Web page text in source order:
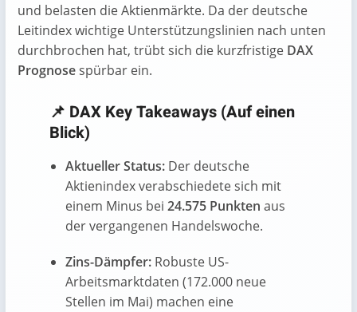
und belasten die Aktienmärkte. Da der deutsche
Leitindex wichtige Unterstützungslinien nach unten
durchbrochen hat, trübt sich die kurzfristige DAX
Prognosespürbar ein.
📌 DAX Key Takeaways (Auf einen
Blick)
Aktueller Status: Der deutsche
Aktienindex verabschiedete sich mit
einem Minus bei 24.575 Punkten aus
der vergangenen Handelswoche.
Zins-Dämpfer: Robuste US-
Arbeitsmarktdaten (172.000 neue
Stellen im Mai) machen eine